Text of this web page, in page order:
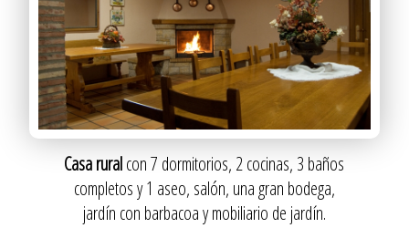
Casa ruralcon 7 dormitorios, 2 cocinas, 3 baños
completos y 1 aseo, salón, una gran bodega,
jardín con barbacoa y mobiliario de jardín.